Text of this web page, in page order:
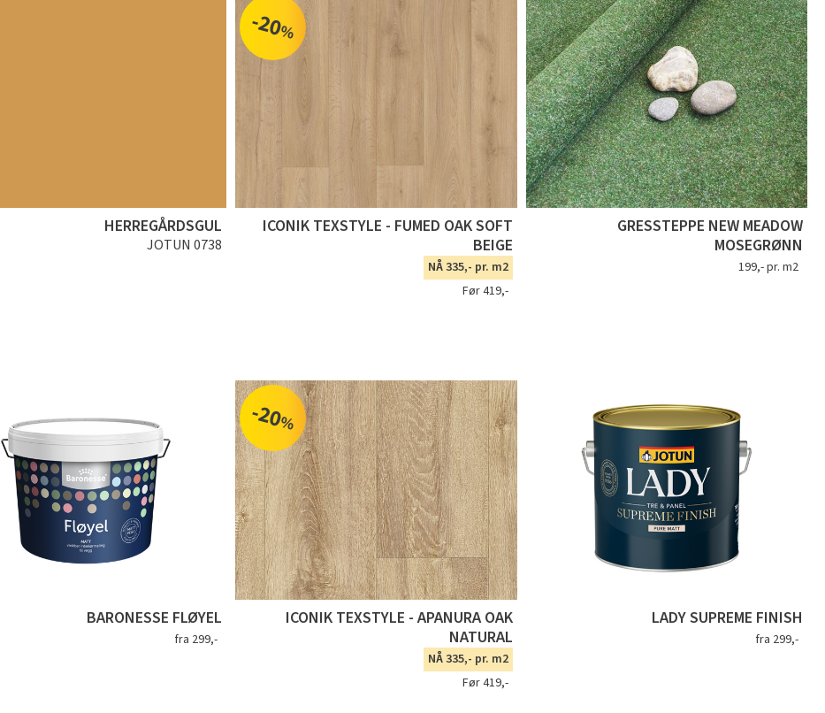
HERREGÅRDSGUL
JOTUN 0738
-20%
ICONIK TEXSTYLE - FUMED OAK SOFT
BEIGE
NÅ 335,- pr. m2
Før 419,-
GRESSTEPPE NEW MEADOW
MOSEGRØNN
199,- pr. m2
BARONESSE FLØYEL
fra 299,-
-20%
ICONIK TEXSTYLE - APANURA OAK
NATURAL
NÅ 335,- pr. m2
Før 419,-
LADY SUPREME FINISH
fra 299,-